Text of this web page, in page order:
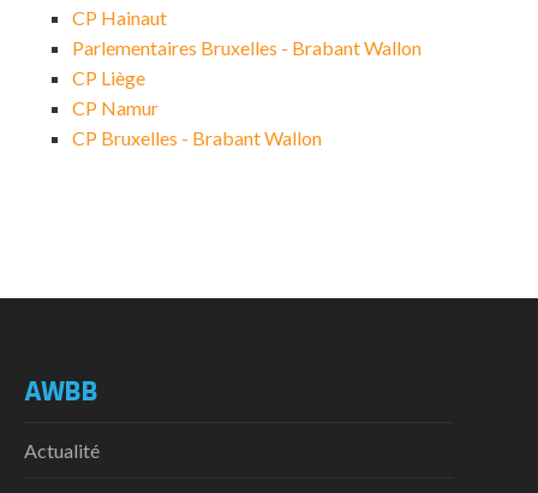
CP Hainaut
Parlementaires Bruxelles - Brabant Wallon
CP Liège
CP Namur
CP Bruxelles - Brabant Wallon
AWBB
Actualité